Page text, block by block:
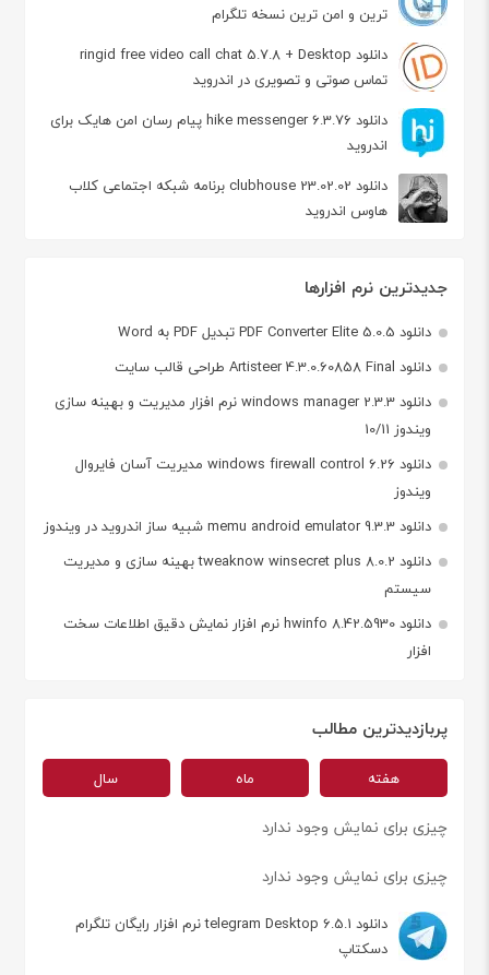
ترین و امن ترین نسخه تلگرام
دانلود ringid free video call chat 5.7.8 + Desktop
تماس صوتی و تصویری در اندروید
دانلود hike messenger 6.3.76 پیام‌ رسان‌ امن هایک برای
اندروید
دانلود clubhouse 23.02.02 برنامه شبکه اجتماعی کلاب
هاوس اندروید
جدیدترین نرم افزارها
دانلود PDF Converter Elite 5.0.5 تبدیل PDF به Word
دانلود Artisteer 4.3.0.60858 Final طراحی قالب سایت
دانلود windows manager 2.3.3 نرم افزار مدیریت و بهینه سازی
ویندوز 10/11
دانلود windows firewall control 6.26 مدیریت آسان فایروال
ویندوز
دانلود memu android emulator 9.3.3 شبیه ساز اندروید در ویندوز
دانلود tweaknow winsecret plus 8.0.2 بهینه سازی و مدیریت
سیستم
دانلود hwinfo 8.42.5930 نرم افزار نمایش دقیق اطلاعات سخت
افزار
پربازدیدترین مطالب
هفته ماه سال
چیزی برای نمایش وجود ندارد
چیزی برای نمایش وجود ندارد
دانلود telegram Desktop 6.5.1 نرم افزار رایگان تلگرام
دسکتاپ